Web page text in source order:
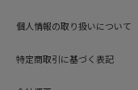
個人情報の取り扱いについて
特定商取引に基づく表記